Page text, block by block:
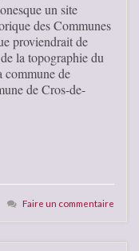
un site
des Communes
proviendrait de
la topographie du
commune de
de Cros-de-
Faire un commentaire